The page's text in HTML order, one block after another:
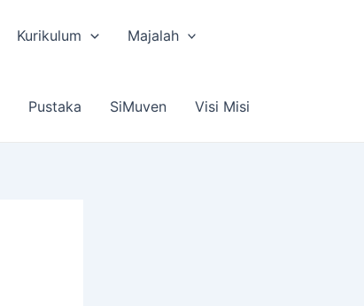
Kurikulum Majalah
Pustaka SiMuven Visi Misi